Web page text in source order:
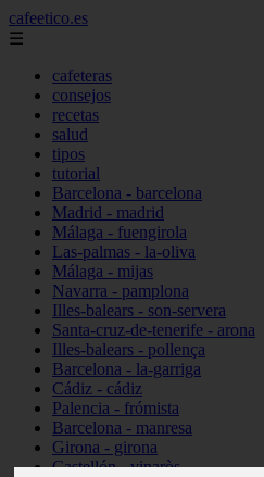
cafeetico.es
☰
cafeteras
consejos
recetas
salud
tipos
tutorial
Barcelona - barcelona
Madrid - madrid
Málaga - fuengirola
Las-palmas - la-oliva
Málaga - mijas
Navarra - pamplona
Illes-balears - son-servera
Santa-cruz-de-tenerife - arona
Illes-balears - pollença
Barcelona - la-garriga
Cádiz - cádiz
Palencia - frómista
Barcelona - manresa
Girona - girona
Castellón - vinaròs